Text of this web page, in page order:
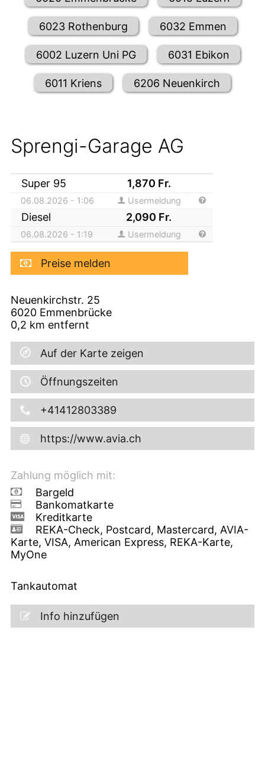
6023 Rothenburg 6032 Emmen
6002 Luzern Uni PG 6031 Ebikon
6011 Kriens 6206 Neuenkirch
Sprengi-Garage AG
Super 95 1,870 Fr.
06.08.2026 - 1:06 Usermeldung
Diesel 2,090 Fr.
06.08.2026 - 1:19 Usermeldung
Preise melden
Neuenkirchstr. 25
6020 Emmenbrücke
0,2 km entfernt
Auf der Karte zeigen
Öffnungszeiten
+41412803389
https://www.avia.ch
Zahlung möglich mit:
Bargeld
Bankomatkarte
Kreditkarte
REKA-Check, Postcard, Mastercard, AVIA-
Karte, VISA, American Express, REKA-Karte,
MyOne
Tankautomat
Info hinzufügen